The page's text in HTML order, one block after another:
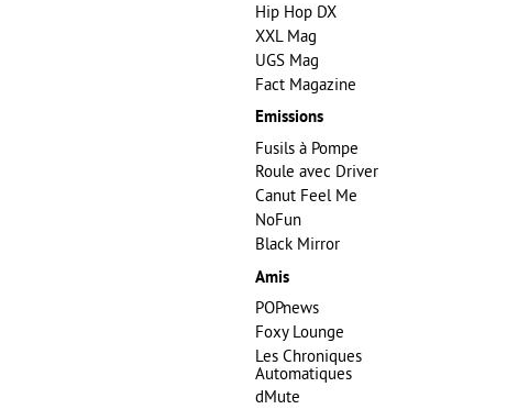
Hip Hop DX
XXL Mag
UGS Mag
Fact Magazine
Emissions
Fusils à Pompe
Roule avec Driver
Canut Feel Me
NoFun
Black Mirror
Amis
POPnews
Foxy Lounge
Les Chroniques
Automatiques
dMute